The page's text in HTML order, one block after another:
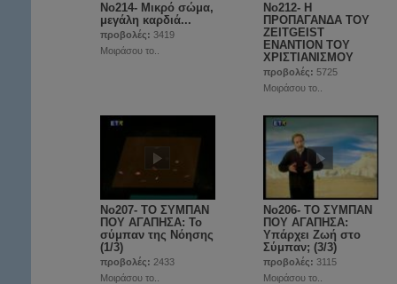
No214- Μικρό σώμα,
μεγάλη καρδιά...
προβολές: 3419
Μοιράσου το..
Νο212- Η
ΠΡΟΠΑΓΑΝΔΑ ΤΟΥ
ZEITGEIST
ΕΝΑΝΤΙΟΝ ΤΟΥ
ΧΡΙΣΤΙΑΝΙΣΜΟΥ
προβολές: 5725
Μοιράσου το..
No207- ΤΟ ΣΥΜΠΑΝ
ΠΟΥ ΑΓΑΠΗΣΑ: Το
σύμπαν της Νόησης
(1/3)
προβολές: 2433
Μοιράσου το..
No206- ΤΟ ΣΥΜΠΑΝ
ΠΟΥ ΑΓΑΠΗΣΑ:
Υπάρχει Ζωή στο
Σύμπαν; (3/3)
προβολές: 3115
Μοιράσου το..